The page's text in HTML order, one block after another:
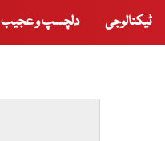
ٹیکنالوجی دلچسپ و عجیب